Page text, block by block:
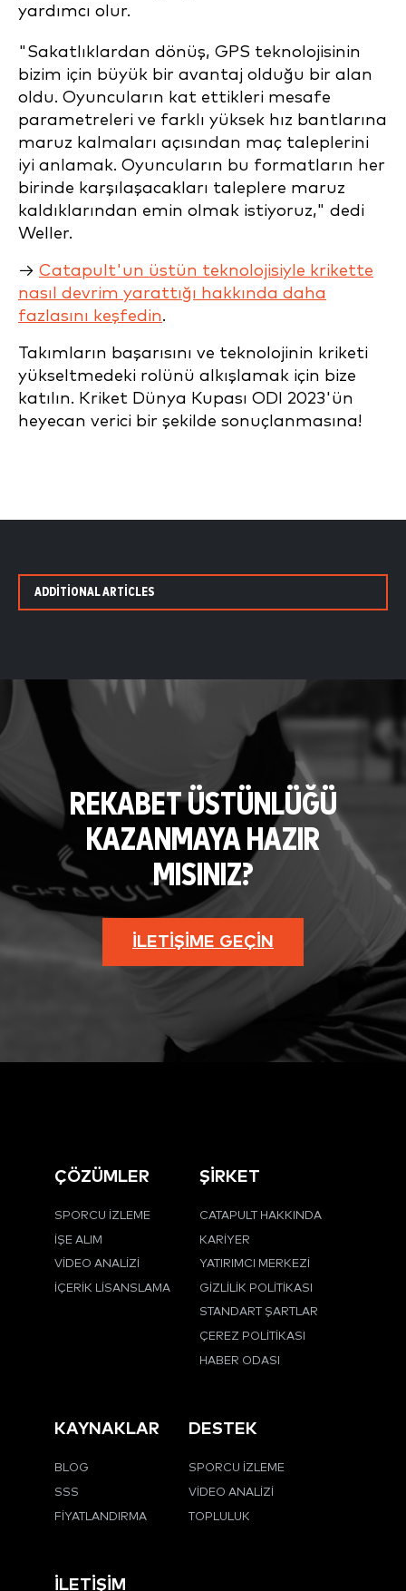
yardımcı olur.
"Sakatlıklardan dönüş, GPS teknolojisinin
bizim için büyük bir avantaj olduğu bir alan
oldu. Oyuncuların kat ettikleri mesafe
parametreleri ve farklı yüksek hız bantlarına
maruz kalmaları açısından maç taleplerini
iyi anlamak. Oyuncuların bu formatların her
birinde karşılaşacakları taleplere maruz
kaldıklarından emin olmak istiyoruz," dedi
Weller.
→ Catapult'un üstün teknolojisiyle krikette
nasıl devrim yarattığı hakkında daha
fazlasını keşfedin.
Takımların başarısını ve teknolojinin kriketi
yükseltmedeki rolünü alkışlamak için bize
katılın. Kriket Dünya Kupası ODI 2023'ün
heyecan verici bir şekilde sonuçlanmasına!
ADDITIONAL ARTICLES
REKABET ÜSTÜNLÜĞÜ
KAZANMAYA HAZIR
MISINIZ?
İLETIŞIME GEÇIN
ÇÖZÜMLER
SPORCU İZLEME
İŞE ALIM
VIDEO ANALIZI
İÇERIK LISANSLAMA
ŞİRKET
CATAPULT HAKKINDA
KARIYER
YATIRIMCI MERKEZI
GIZLILIK POLITIKASI
STANDART ŞARTLAR
ÇEREZ POLITIKASI
HABER ODASI
KAYNAKLAR
BLOG
SSS
FIYATLANDIRMA
DESTEK
SPORCU İZLEME
VIDEO ANALIZI
TOPLULUK
İLETIŞIM